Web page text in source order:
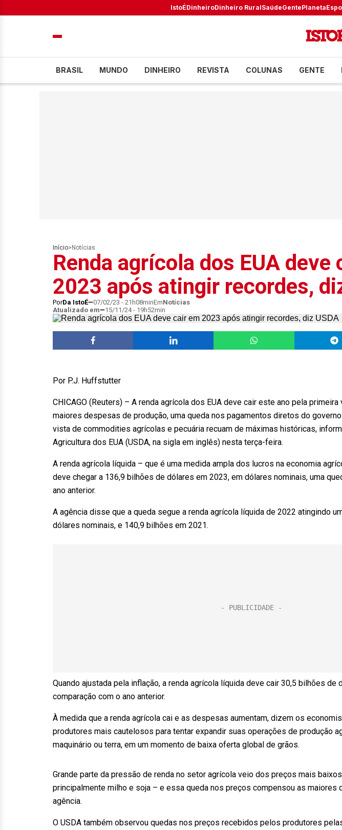
IstoÉDinheiroDinheiro RuralSaúdeGentePlaneta
BRASIL MUNDO DINHEIRO REVISTA COLUNAS GENTE
Início> Notícias
Renda agrícola dos EUA deve
2023 após atingir recordes,
PorDa IstoÉ 07/02/23 - 21h08minEmNotícias
Atualizado em
15/11/24 - 19h52min
Por P.J. Huffstutter
CHICAGO (Reuters) – A renda agrícola dos EUA deve cair este ano pela
maiores despesas de produção, uma queda nos pagamentos diretos do
vista de commodities agrícolas e pecuária recuam de máximas históricas,
Agricultura dos EUA (USDA, na sigla em inglês) nesta terça-feira.
A renda agrícola líquida – que é uma medida ampla dos lucros na economia
deve chegar a 136,9 bilhões de dólares em 2023, em dólares nominais, uma
ano anterior.
A agência disse que a queda segue a renda agrícola líquida de 2022 atingindo
dólares nominais, e 140,9 bilhões em 2021.
Quando ajustada pela inflação, a renda agrícola líquida deve cair 30,5 bilhões de
comparação com o ano anterior.
À medida que a renda agrícola cai e as despesas aumentam, dizem os
produtores mais cautelosos para tentar expandir suas operações de produção
maquinário ou terra, em um momento de baixa oferta global de grãos.
Grande parte da pressão de renda no setor agrícola veio dos preços mais
principalmente milho e soja – e essa queda nos preços compensou as maiores
agência.
O USDA também observou quedas nos preços recebidos pelos produtores